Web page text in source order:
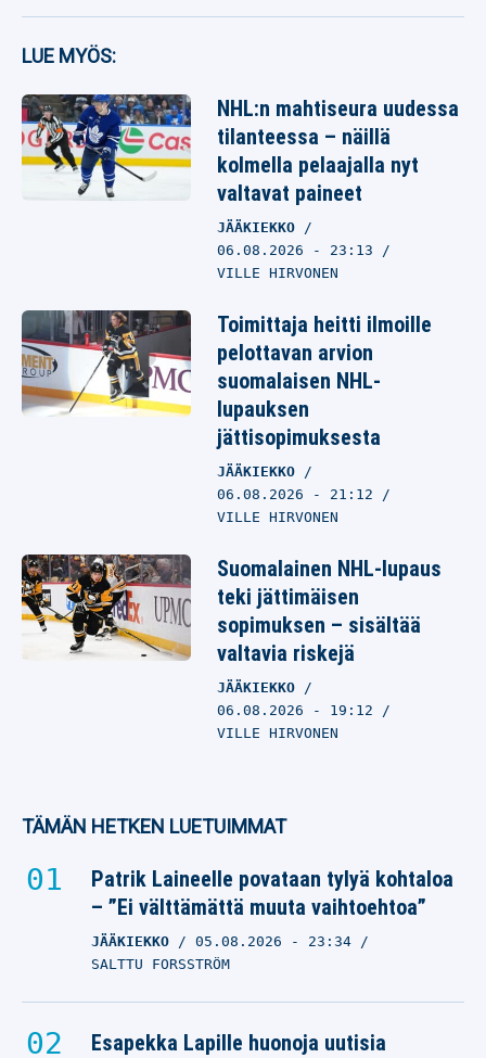
LUE MYÖS:
NHL:n mahtiseura uudessa
tilanteessa – näillä
kolmella pelaajalla nyt
valtavat paineet
JÄÄKIEKKO
06.08.2026 - 23:13
VILLE HIRVONEN
Toimittaja heitti ilmoille
pelottavan arvion
suomalaisen NHL-
lupauksen
jättisopimuksesta
JÄÄKIEKKO
06.08.2026 - 21:12
VILLE HIRVONEN
Suomalainen NHL-lupaus
teki jättimäisen
sopimuksen – sisältää
valtavia riskejä
JÄÄKIEKKO
06.08.2026 - 19:12
VILLE HIRVONEN
TÄMÄN HETKEN LUETUIMMAT
Patrik Laineelle povataan tylyä kohtaloa
– ”Ei välttämättä muuta vaihtoehtoa”
JÄÄKIEKKO 05.08.2026 - 23:34
SALTTU FORSSTRÖM
Esapekka Lapille huonoja uutisia